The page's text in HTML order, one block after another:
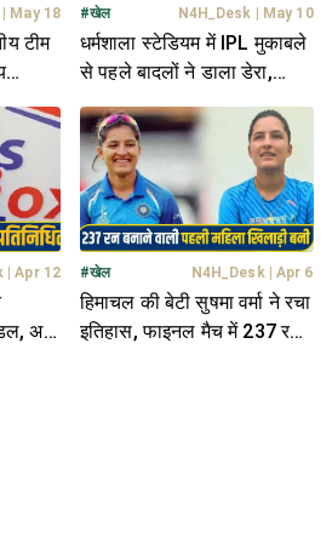
May 18
टीम
#खेल N4H_Desk May 10
धर्मशाला स्टेडियम में IPL मुकाबले
से पहले बादलों ने डाला डेरा,
क्रिकेट प्रेमियों में छाई मायूसी
| Apr 12
अब
#खेल N4H_Desk| Apr 6
हिमाचल की बेटी सुषमा वर्मा ने रचा
इतिहास, फाइनल मैच में 237 रन